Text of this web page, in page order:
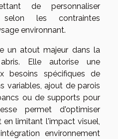
de personnaliser
les contraintes
environnant.
un atout majeur dans la
Elle autorise une
besoins spécifiques de
variables, ajout de parois
ou de supports pour
permet d'optimiser
limitant l'impact visuel,
environnement